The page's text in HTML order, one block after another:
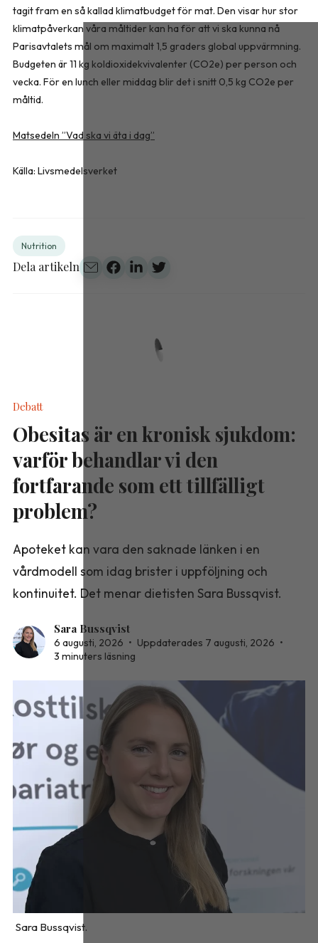
tagit fram en så kallad klimatbudget för mat. Den visar hur stor
klimatpåverkan våra måltider kan ha för att vi ska kunna nå
Parisavtalets mål om maximalt 1,5 graders global uppvärmning.
Budgeten är 11 kg koldioxidekvivalenter (CO2e) per person och
vecka. För en lunch eller middag blir det i snitt 0,5 kg CO2e per
måltid.
Matsedeln ”Vad ska vi äta i dag”
Källa: Livsmedelsverket
Nutrition
Dela artikeln
Debatt
Obesitas är en kronisk sjukdom:
varför behandlar vi den
fortfarande som ett tillfälligt
problem?
Apoteket kan vara den saknade länken i en
vårdmodell som idag brister i uppföljning och
kontinuitet. Det menar dietisten Sara Bussqvist.
Sara Bussqvist
6 augusti, 2026 • Uppdaterades 7 augusti, 2026 •
3 minuters läsning
Sara Bussqvist.